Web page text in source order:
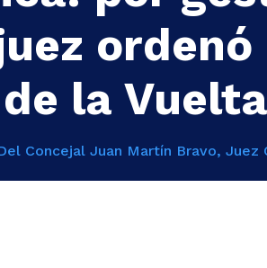
la
Concejal Juan Martín Bravo,